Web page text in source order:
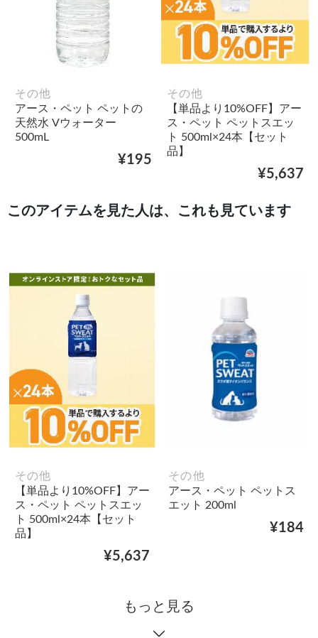
その他
アース・ペット ペットの
天然水 Vウォーター
500mL
¥195
その他
【単品より10%OFF】アー
ス・ペット ペットスエッ
ト 500ml×24本【セット
品】
¥5,637
このアイテムを見た人は、これも見ています
その他
【単品より10%OFF】アー
ス・ペット ペットスエッ
ト 500ml×24本【セット
品】
¥5,637
その他
アース・ペット ペットス
エット 200ml
¥184
もっと見る